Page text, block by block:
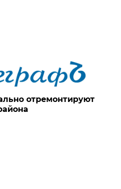
отремонтируют